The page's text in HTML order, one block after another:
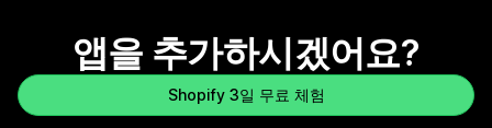
앱을 추가하시겠어요?
Shopify 3일 무료 체험